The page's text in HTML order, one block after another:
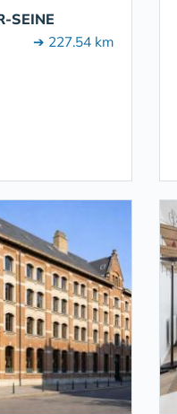
SEINE
➔ 227.54 km